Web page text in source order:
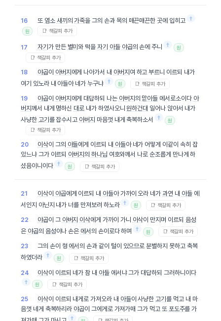
16 또 염소 새끼 의가죽을 그의 손과 목의 매끈매끈한 곳에 입히고 †
원 📑 책갈피 추가
17 자기 가 만든 별미와 떡을자기 아들 야곱의 손에 주니 † 원
📑 책갈피 추가
18 야곱이 아버지에게 나아가서 내 아버지여 하고 부르니 이르되 내가
여기 있노라 내 아들아 네가 누구냐 † 원 📑 책갈피 추가
19 야곱이 아버지 에게 대답하되 나는 아버지 의 맏아들 에서로소이다 아
버지 께서 내게 명하신 대로 내가 하였사오니원하건대 일어나 앉아서 내가
사냥한 고기 를 잡수시고 아버지 마음껏 내게 축복하소서 † 원
📑 책갈피 추가
20 이삭이 그의 아들에게 이르되 내 아들아 네가 어떻게 이같이 속히 잡
았느냐 그가 이르되 아버지의 하나님 여호와께서 나로 순조롭게 만나게 하
셨음이니이다 † 원 📑 책갈피 추가
21 이삭이 야곱에게 이르되 내 아들아 가까이 오라 네가과연 내 아들에
서인지 아닌지 내가 너를 만져보려 하노라 † 원 📑 책갈피 추가
22 야곱이 그 아버지 이삭에게 가까이 가니 이삭이 만지며 이르되 음성
은 야곱의 음성이나 손은 에서 의 손이로다 하며 † 원 📑 책갈피 추가
23 그의 손이 형 에서의 손과 같이 털이 있으므로 분별하지 못하고 축복
하였더라 † 원 📑 책갈피 추가
24 이삭이 이르되 네가 참 내 아들에서냐 그가 대답하되 그러하니이다
†
원 📑 책갈피 추가
25 이삭이 이르되 내게로 가져오라 내 아들이 사냥한 고기를 먹고 내 마
음껏 네게 축복하리라 야곱이 그에게로 가져가매 그가 먹고 또 포도주를 가
†